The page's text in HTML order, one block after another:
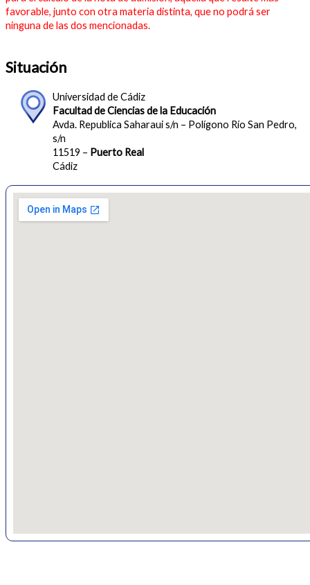
favorable, junto con otra materia distinta, que no podrá ser
ninguna de las dos mencionadas.
Situación
Universidad de Cádiz
Facultad de Ciencias de la Educación
Avda. Republica Saharaui s/n – Polígono Río San Pedro,
s/n
11519 – Puerto Real
Cádiz